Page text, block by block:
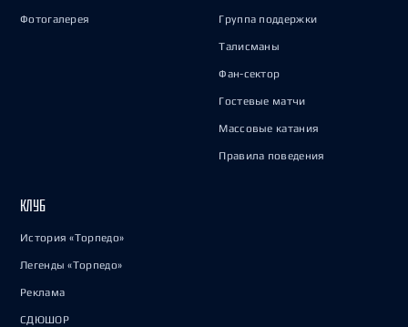
Фотогалерея Группа поддержки
Талисманы
Фан-сектор
Гостевые матчи
Массовые катания
Правила поведения
КЛУБ
История «Торпедо»
Легенды «Торпедо»
Реклама
СДЮШОР